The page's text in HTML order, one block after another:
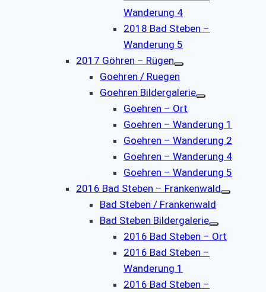
Wanderung 4
2018 Bad Steben –
Wanderung 5
2017 Göhren – Rügen
Goehren / Ruegen
Goehren Bildergalerie
Goehren – Ort
Goehren – Wanderung 1
Goehren – Wanderung 2
Goehren – Wanderung 4
Goehren – Wanderung 5
2016 Bad Steben – Frankenwald
Bad Steben / Frankenwald
Bad Steben Bildergalerie
2016 Bad Steben – Ort
2016 Bad Steben –
Wanderung 1
2016 Bad Steben –